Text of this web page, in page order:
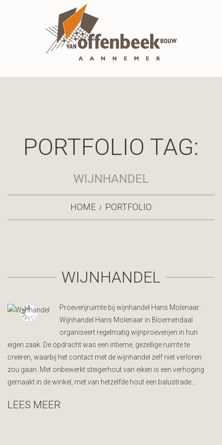
PORTFOLIO TAG:
WIJNHANDEL
HOME PORTFOLIO
WIJNHANDEL
Proeverijruimte bij wijnhandel Hans Molenaar:
Wijnhandel Hans Molenaar in Bloemendaal
organiseert regelmatig wijnproeverijen in hun
eigen zaak. De opdracht was een intieme, gezellige ruimte te
creëren, waarbij het contact met de wijnhandel zelf niet verloren
zou gaan. Met onbewerkt steigerhout van eiken is een verhoging
gemaakt in de winkel, met van hetzelfde hout een balustrade…
LEES MEER